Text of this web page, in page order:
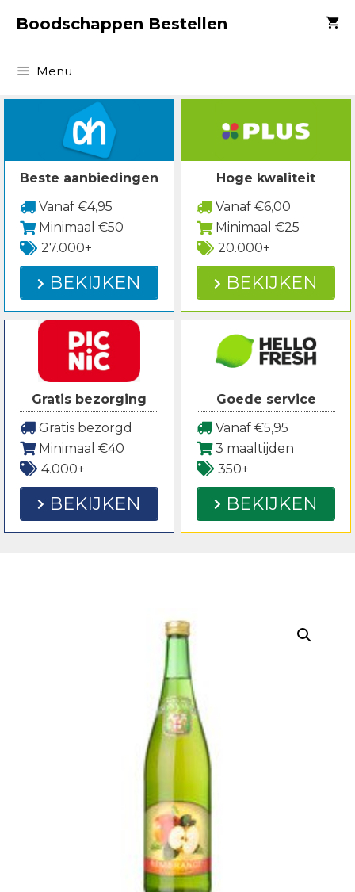
naarBoodschappen Bestellen
Menu
Beste aanbiedingen
Vanaf €4,95
Minimaal €50
27.000+
BEKIJKEN
Hoge kwaliteit
Vanaf €6,00
Minimaal €25
20.000+
BEKIJKEN
Gratis bezorging
Gratis bezorgd
Minimaal €40
4.000+
BEKIJKEN
Goede service
Vanaf €5,95
3 maaltijden
350+
BEKIJKEN